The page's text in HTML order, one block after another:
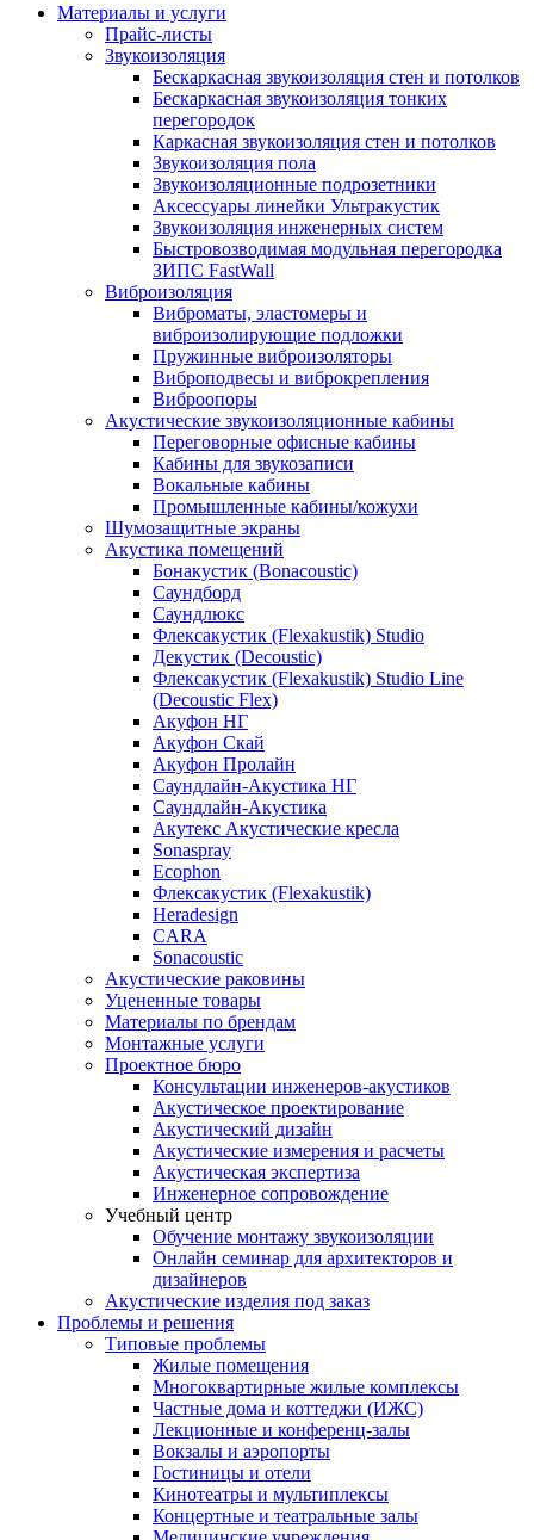
Материалы и услуги
Прайс-листы
Звукоизоляция
Бескаркасная звукоизоляция стен и потолков
Бескаркасная звукоизоляция тонких
перегородок
Каркасная звукоизоляция стен и потолков
Звукоизоляция пола
Звукоизоляционные подрозетники
Аксессуары линейки Ультракустик
Звукоизоляция инженерных систем
Быстровозводимая модульная перегородка
ЗИПС FastWall
Виброизоляция
Виброматы, эластомеры и
виброизолирующие подложки
Пружинные виброизоляторы
Виброподвесы и виброкрепления
Виброопоры
Акустические звукоизоляционные кабины
Переговорные офисные кабины
Кабины для звукозаписи
Вокальные кабины
Промышленные кабины/кожухи
Шумозащитные экраны
Акустика помещений
Бонакустик (Bonacoustic)
Саундборд
Саундлюкс
Флексакустик (Flexakustik) Studio
Декустик (Decoustic)
Флексакустик (Flexakustik) Studio Line
(Decoustic Flex)
Акуфон НГ
Акуфон Скай
Акуфон Пролайн
Саундлайн-Акустика НГ
Саундлайн-Акустика
Акутекс Акустические кресла
Sonaspray
Ecophon
Флексакустик (Flexakustik)
Heradesign
CARA
Sonacoustic
Акустические раковины
Уцененные товары
Материалы по брендам
Монтажные услуги
Проектное бюро
Консультации инженеров-акустиков
Акустическое проектирование
Акустический дизайн
Акустические измерения и расчеты
Акустическая экспертиза
Инженерное сопровождение
Учебный центр
Обучение монтажу звукоизоляции
Онлайн семинар для архитекторов и
дизайнеров
Акустические изделия под заказ
Проблемы и решения
Типовые проблемы
Жилые помещения
Многоквартирные жилые комплексы
Частные дома и коттеджи (ИЖС)
Лекционные и конференц-залы
Вокзалы и аэропорты
Гостиницы и отели
Кинотеатры и мультиплексы
Концертные и театральные залы